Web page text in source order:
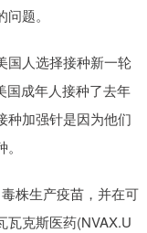
题。
国人选择接种新一轮
国成年人接种了去年
种加强针是因为他们
株生产疫苗，并在可
瓦克斯医药(NVAX.U